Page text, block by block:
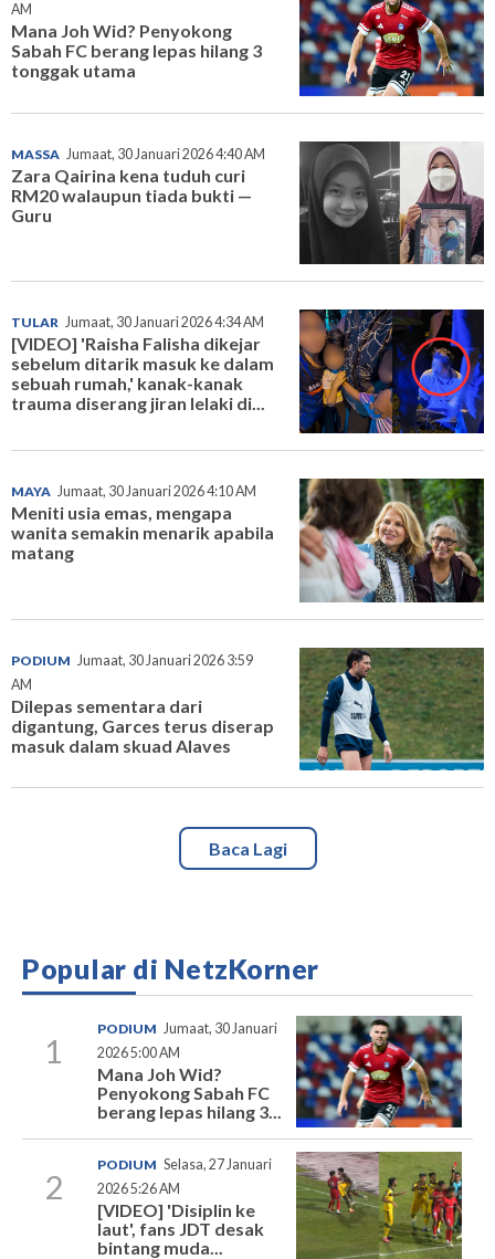
AM
Mana Joh Wid? Penyokong
Sabah FC berang lepas hilang 3
tonggak utama
MASSA Jumaat, 30 Januari 2026 4:40 AM
Zara Qairina kena tuduh curi
RM20 walaupun tiada bukti —
Guru
TULAR Jumaat, 30 Januari 2026 4:34 AM
[VIDEO] 'Raisha Falisha dikejar
sebelum ditarik masuk ke dalam
sebuah rumah,' kanak-kanak
trauma diserang jiran lelaki di...
MAYA Jumaat, 30 Januari 2026 4:10 AM
Meniti usia emas, mengapa
wanita semakin menarik apabila
matang
PODIUM Jumaat, 30 Januari 2026 3:59
AM
Dilepas sementara dari
digantung, Garces terus diserap
masuk dalam skuad Alaves
Baca Lagi
Popular di NetzKorner
1
PODIUM Jumaat, 30 Januari
2026 5:00 AM
Mana Joh Wid?
Penyokong Sabah FC
berang lepas hilang 3...
2
PODIUM Selasa, 27 Januari
2026 5:26 AM
[VIDEO] 'Disiplin ke
laut', fans JDT desak
bintang muda...